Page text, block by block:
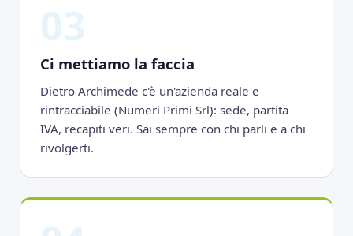
Ci mettiamo la faccia
Dietro Archimede c'è un'azienda reale e
rintracciabile (Numeri Primi Srl): sede, partita
IVA, recapiti veri. Sai sempre con chi parli e a chi
rivolgerti.